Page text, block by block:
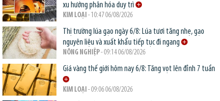
xu hướng phân hóa duy trì
KIM LOẠI - 10:47 06/08/2026
Thị trường lúa gạo ngày 6/8: Lúa tươi tăng nhẹ, gạo
nguyên liệu và xuất khẩu tiếp tục đi ngang
NÔNG NGHIỆP- 09:14 06/08/2026
Giá vàng thế giới hôm nay 6/8: Tăng vọt lên đỉnh 7 tuần
KIM LOẠI - 09:06 06/08/2026